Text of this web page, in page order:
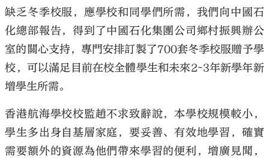
缺乏冬季校服，應學校和同學們所需，我們向中國石
化總部報告，得到了中國石化集團公司鄉村振興辦公
室的關心支持，專門安排訂製了700套冬季校服贈予學
校，可以滿足目前在校全體學生和未來2~3年新學年新
增學生所需。
香港航海學校校監趙不求致辭說，本學校規模較小，
學生多出身自基層家庭，要妥善、有效地學習，確實
需要額外的資源為他們帶來學習的便利，增廣見聞，